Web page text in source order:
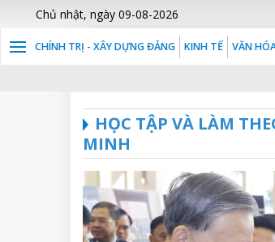
Chủ nhật, ngày 09-08-2026
CHÍNH TRỊ - XÂY DỰNG ĐẢNG KINH TẾ VĂN
HỌC TẬP VÀ LÀM
MINH